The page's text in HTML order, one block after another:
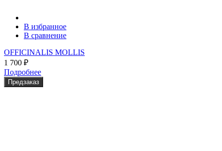
В избранное
В сравнение
OFFICINALIS MOLLIS
1 700 ₽
Подробнее
Предзаказ